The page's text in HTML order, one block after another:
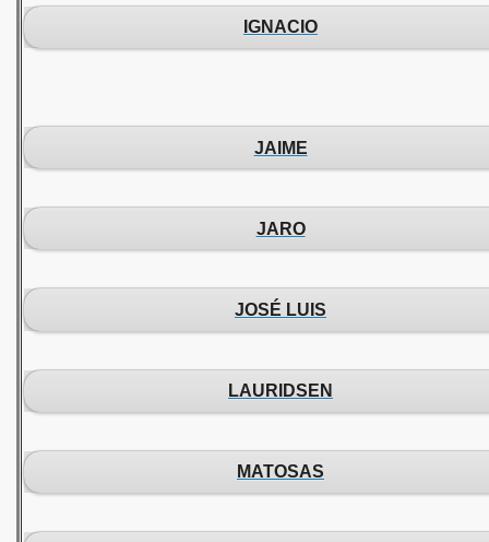
IGNACIO
JAIME
JARO
JOSÉ LUIS
LAURIDSEN
MATOSAS